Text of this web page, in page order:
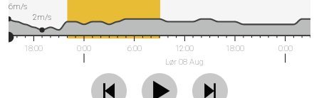
18:00 0:00 6:00
12:00
Lør 08 Aug
18:00 0:00
6m/s
2m/s